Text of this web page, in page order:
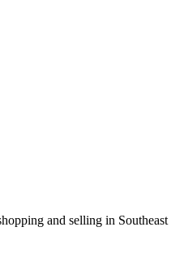
and selling in Southeast